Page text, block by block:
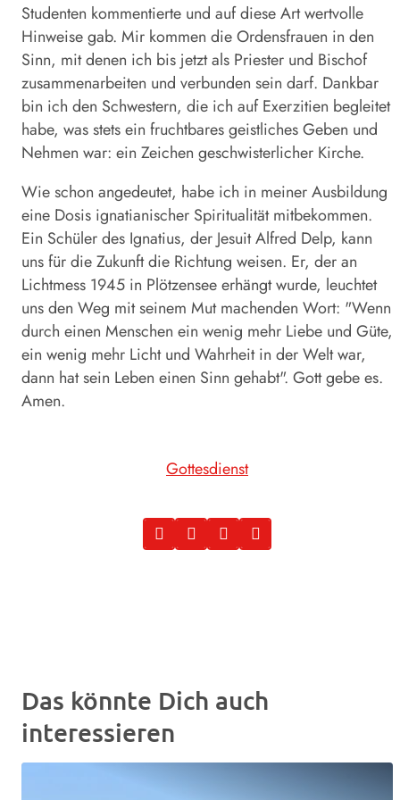
Studenten kommentierte und auf diese Art wertvolle
Hinweise gab. Mir kommen die Ordensfrauen in den
Sinn, mit denen ich bis jetzt als Priester und Bischof
zusammenarbeiten und verbunden sein darf. Dankbar
bin ich den Schwestern, die ich auf Exerzitien begleitet
habe, was stets ein fruchtbares geistliches Geben und
Nehmen war: ein Zeichen geschwisterlicher Kirche.
Wie schon angedeutet, habe ich in meiner Ausbildung
eine Dosis ignatianischer Spiritualität mitbekommen.
Ein Schüler des Ignatius, der Jesuit Alfred Delp, kann
uns für die Zukunft die Richtung weisen. Er, der an
Lichtmess 1945 in Plötzensee erhängt wurde, leuchtet
uns den Weg mit seinem Mut machenden Wort: "Wenn
durch einen Menschen ein wenig mehr Liebe und Güte,
ein wenig mehr Licht und Wahrheit in der Welt war,
dann hat sein Leben einen Sinn gehabt". Gott gebe es.
Amen.
Gottesdienst
Das könnte Dich auch
interessieren